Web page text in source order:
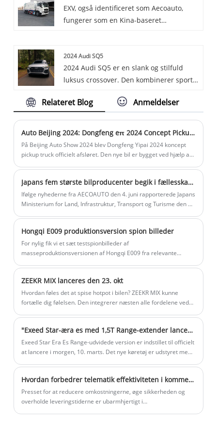
sig til en række forskellige arbejdsmiljøer,
med vægt på bæreevne og
konstruktionsområder.
EXV, også identificeret som Aecoauto,
fungerer som en Kina-baseret
Special Vehicle. Specialkøretøjer er
designet til at opfylde behovene i
specielle industrier, såsom
normalt med specifikke funktioner og
forskellige professionelle anvendelser.
2024 Audi SQ5
2024 Audi SQ5 er en slank og stilfuld
luksus crossover. Den kombinerer sporty
højteknologisk interiør. Drevet af en
fremragende håndtering. Med sine
avancerede funktioner og førsteklasses
finish er Q5 Sportback et godt valg for
dem, der søger en kombination af
ydeevne og luksus.
Relateret Blog Anmeldelser
Auto Beijing 2024: Dongfeng eπ 2024 Concept Pickup Truck
På Beijing Auto Show 2024 blev Dongfeng Yipai 2024 koncept
pickup truck officielt afsløret. Den nye bil er bygget ved hjælp af
chassisteknologier.
Japans fem største bilproducenter begik i fællesskab svindel! Ledere bukkede og undskyldte, men det involverede ikke kinesiske modeller til salg
Ifølge nyhederne fra AECOAUTO den 4. juni rapporterede Japans
Ministerium for Land, Infrastruktur, Transport og Turisme den 3.
Hongqi E009 produktionsversion spion billeder
For nylig fik vi et sæt testspionbilleder af
masseproduktionsversionen af ​​Hongqi E009 fra relevante
Show. Det nye køretøj vil blive designet og bygget baseret på
Hongqi rene elektriske platform HME og forventes at gå i
produktion i oktober 2025.
ZEEKR MIX lanceres den 23. okt
Hvordan føles det at spise hotpot i bilen? ZEEKR MIX kunne
fortælle dig følelsen. Den integrerer næsten alle fordelene ved
"Exeed Star-æra es med 1,5T Range-extender lanceringer 10. marts."
Exeed Star Era Es Range-udvidede version er indstillet til officielt
at lancere i morgen, 10. marts. Det nye køretøj er udstyret med
yuan.
Hvordan forbedrer telematik effektiviteten i kommercielle køretøjer
Presset for at reducere omkostningerne, øge sikkerheden og
overholde leveringstiderne er ubarmhjertigt i